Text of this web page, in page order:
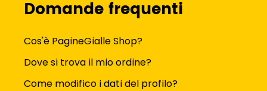
Domande frequenti
Cos'è PagineGialle Shop?
Dove si trova il mio ordine?
Come modifico i dati del profilo?